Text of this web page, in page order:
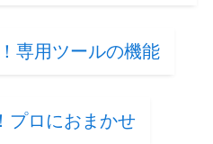
専用ツールの機能
プロにおまかせ